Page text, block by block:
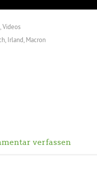
Videos
Irland Macron
verfassen